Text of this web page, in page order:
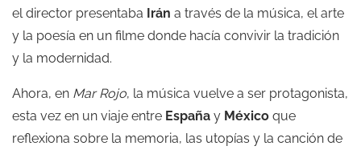
el director presentaba Irán a través de la música, el arte
y la poesía en un filme donde hacía convivir la tradición
y la modernidad.
Ahora, en Mar Rojo, la música vuelve a ser protagonista,
esta vez en un viaje entre España y México que
reflexiona sobre la memoria, las utopías y la canción de